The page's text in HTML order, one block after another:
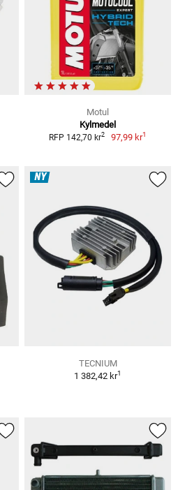
Motul
Kylmedel
RFP 142,70 kr2 97,99 kr1
NY
TECNIUM
1 382,42 kr1